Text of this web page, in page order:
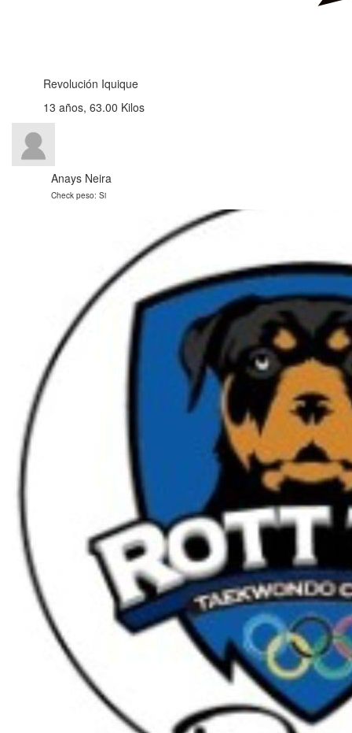
Revolución Iquique
13 años, 63.00 Kilos
Anays Neira
Check peso: Si